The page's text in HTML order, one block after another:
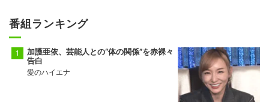
番組ランキング
加護亜依、芸能人との“体の関係”を赤裸々
告白
愛のハイエナ